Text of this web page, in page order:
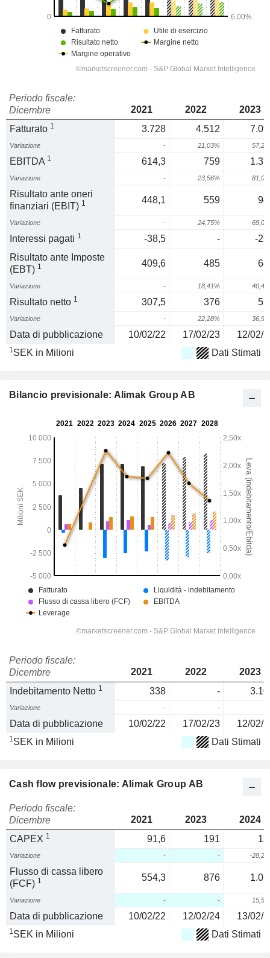
Periodo fiscale:
Dicembre
2021 2022
2023
Fatturato 1 3.728 4.512
Variazione - 21,03%
EBITDA 1 614,3 759
Variazione - 23,56%
Risultato ante oneri
finanziari (EBIT) 1 448,1 559
Variazione - 24,75%
Interessi pagati 1 -38,5 -
-
Risultato ante Imposte
(EBT) 1 409,6 485
Variazione - 18,41%
Risultato netto 1 307,5 376
Variazione - 22,28%
Data di pubblicazione 10/02/22 17/02/23 12/02/
1SEK in Milioni Dati Stimati
Bilancio previsionale: Alimak Group AB
Periodo fiscale:
Dicembre
2021 2022
2023
Indebitamento Netto 1 338 -
Variazione - -
Data di pubblicazione 10/02/22 17/02/23 12/02/
1SEK in Milioni Dati Stimati
Cash flow previsionale: Alimak Group AB
Periodo fiscale:
Dicembre
2021 2023
2024
CAPEX 1 91,6 191
Variazione - - -
Flusso di cassa libero
(FCF) 1 554,3 876
Variazione - -
Data di pubblicazione 10/02/22 12/02/24 13/02/
1SEK in Milioni Dati Stimati